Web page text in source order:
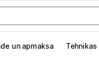
un apmaksa